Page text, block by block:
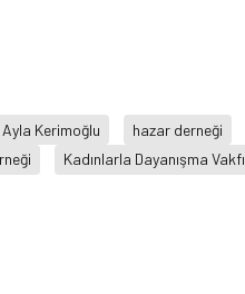
Ayla Kerimoğlu hazar derneği
Kadınlarla Dayanışma Vakfı